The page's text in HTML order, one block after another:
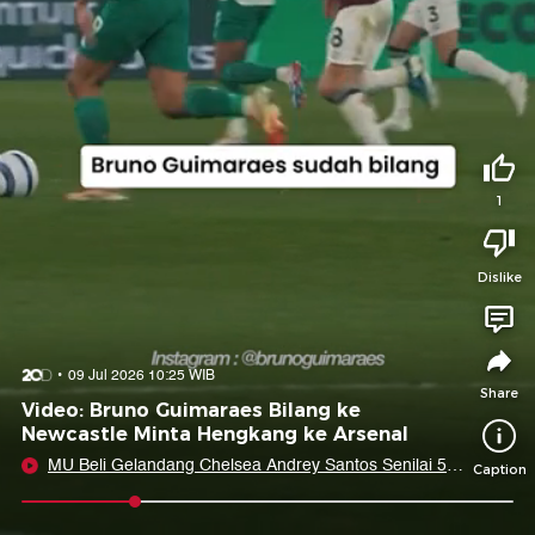
1
Dislike
Share
Caption
09 Jul 2026 10:25 WIB
Video: Bruno Guimaraes Bilang ke
Newcastle Minta Hengkang ke Arsenal
MU Beli Gelandang Chelsea Andrey Santos Senilai 50
Share to
Copy Link Copy Embed
Copy Embed &
Suka video ini?
Login untuk menyampaikan pendapat.
Masuk
Tidak suka video ini?
Login untuk menyampaikan pendapat.
Masuk